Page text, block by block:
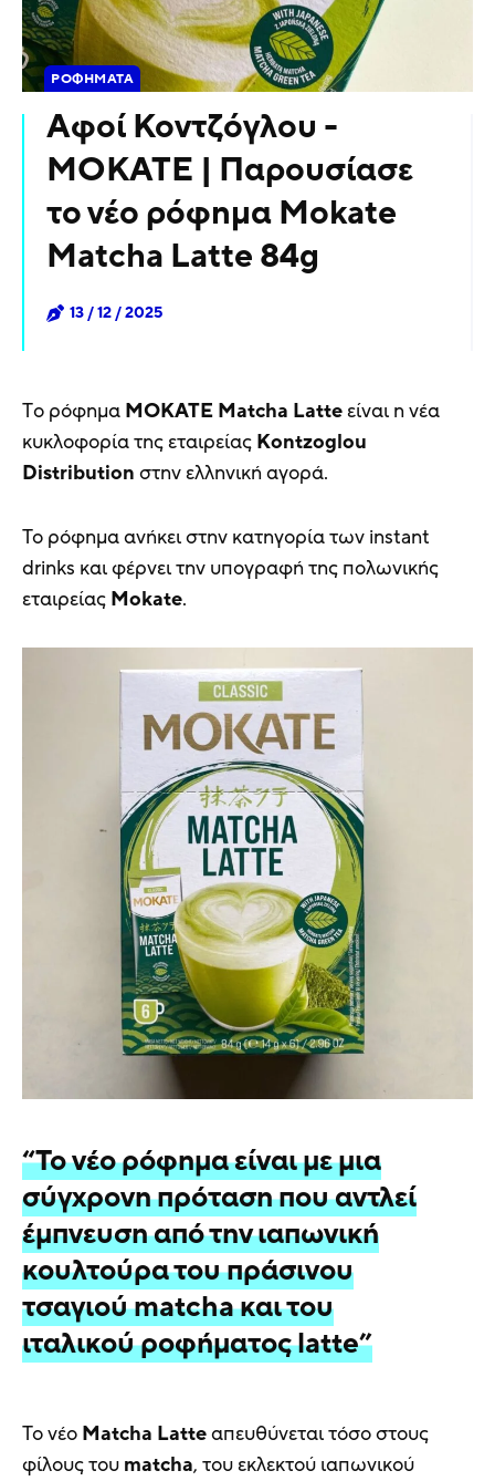
ΡΟΦΉΜΑΤΑ
Αφοί Κοντζόγλου -
MOKATE | Παρουσίασε
το νέο ρόφημα Mokate
Matcha Latte 84g
13 / 12 / 2025
Tο ρόφημα MOKATE Matcha Latteείναι η νέα
κυκλοφορία της εταιρείας Kontzoglou
Distribution στην ελληνική αγορά.
Το ρόφημα ανήκει στην κατηγορία των instant
drinks και φέρνει την υπογραφή της πολωνικής
εταιρείας Mokate.
“To νέο ρόφημα είναι με μια
σύγχρονη πρόταση που αντλεί
έμπνευση από την ιαπωνική
κουλτούρα του πράσινου
τσαγιού matcha και του
ιταλικού ροφήματος latte”
Το νέο Matcha Latteαπευθύνεται τόσο στους
φίλους του matcha, του εκλεκτού ιαπωνικού